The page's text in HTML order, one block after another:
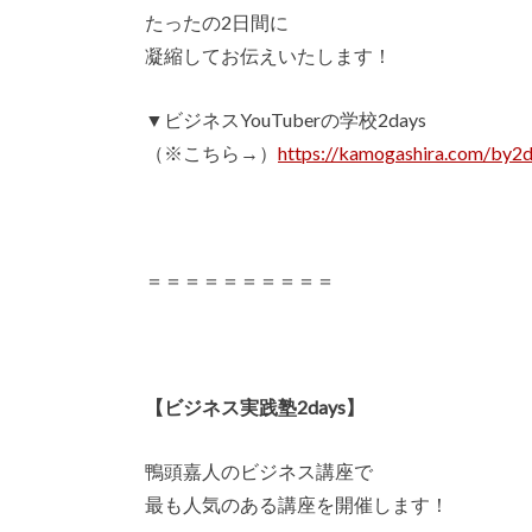
たったの2日間に
凝縮してお伝えいたします！
▼ビジネスYouTuberの学校2days
（※こちら→） https://kamogashira.com/
＝＝＝＝＝＝＝＝＝＝
【ビジネス実践塾2days】
鴨頭嘉人のビジネス講座で
最も人気のある講座を開催します！